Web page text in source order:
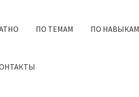
ПО ТЕМАМ ПО НАВЫКАМ